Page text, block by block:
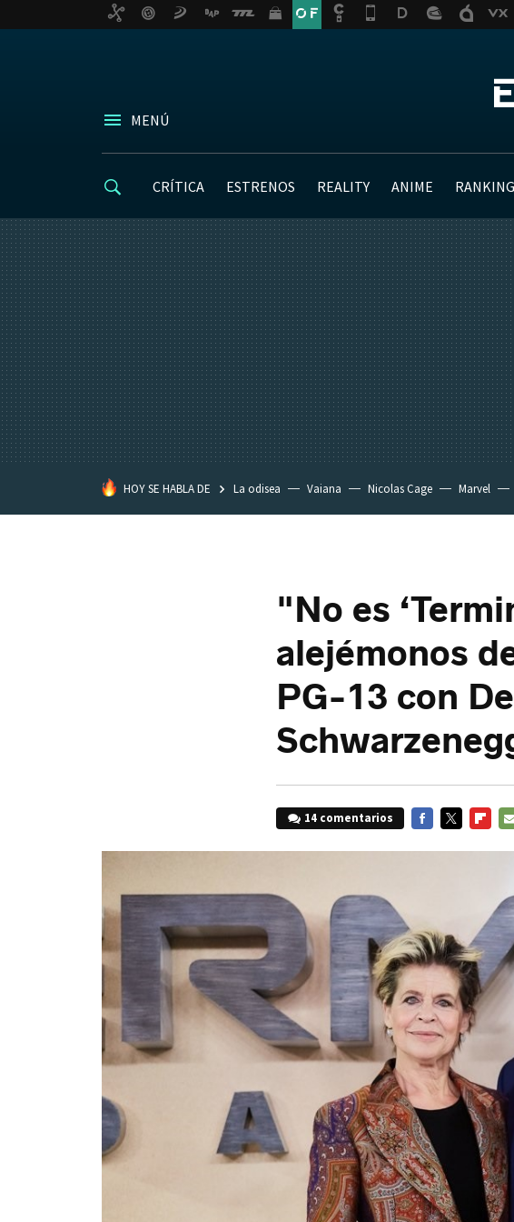
MENÚ
CRÍTICA ESTRENOS REALITY ANIME
HOY SE HABLA DE La odisea Vaiana Nicolas Cage Marvel
"No es
alejémonos
PG-13 con
14 comentarios